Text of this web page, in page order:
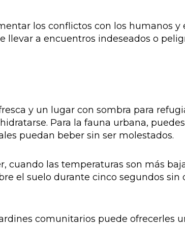
los conflictos con los humanos y
llevar a encuentros indeseados o
y un lugar con sombra para
Para la fauna urbana,
puedan beber sin ser molestados.
cuando las temperaturas son más
el suelo durante cinco segundos sin
comunitarios puede ofrecerles